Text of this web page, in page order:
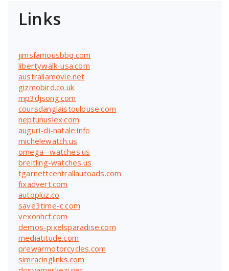
Links
jimsfamousbbq.com
libertywalk-usa.com
australiamovie.net
gizmobird.co.uk
mp3djsong.com
coursdanglaistoulouse.com
neptunuslex.com
auguri-di-natale.info
michelewatch.us
omega--watches.us
breitling-watches.us
tgarnettcentrallautoads.com
fixadvert.com
autopluz.co
save3time-c.com
vexonhcf.com
demos-pixelsparadise.com
mediatitude.com
prewarmotorcycles.com
simracinglinks.com